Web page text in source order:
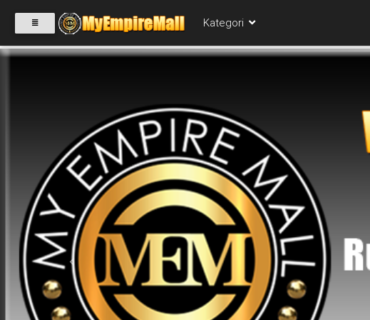
Kategori
Previous
PRODUK(0)
BABIES(0)
KESIHATAN(80)
PERNIAGAAN
RUNCIT(1)